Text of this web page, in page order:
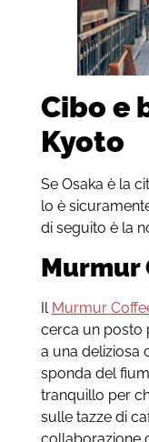
Cibo e
Kyoto
Se Osaka è la
lo è
di seguito è la
Murmur
Il Murmur
cerca un posto
a una deliziosa
sponda del
tranquillo per
sulle tazze di
collaborazione